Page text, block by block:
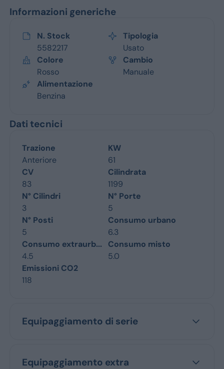
Informazioni generiche
N. Stock
5582217
Tipologia
Usato
Colore
Rosso
Cambio
Manuale
Alimentazione
Benzina
Dati tecnici
Trazione
Anteriore
KW
61
CV
83
Cilindrata
1199
N° Cilindri
3
N° Porte
5
N° Posti
5
Consumo urbano
6.3
Consumo extraurb...
4.5
Consumo misto
5.0
Emissioni CO2
118
Equipaggiamento di serie
Equipaggiamento extra